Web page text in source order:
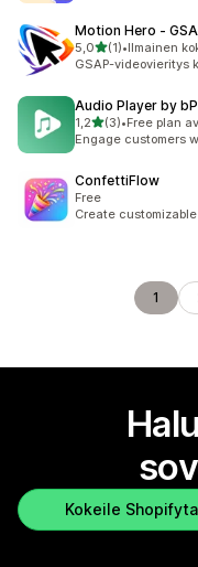
Motion Hero ‑
5,0/ 5 tähteä
(1)
1 arvostelua
•Ilmainen
GSAP-videovieritys
Audio Player by
1,2/ 5 tähteä
(3)
3 arvostelua
•Free plan
Engage customers
ConfettiFlow
Free
Create
1
Kokeile